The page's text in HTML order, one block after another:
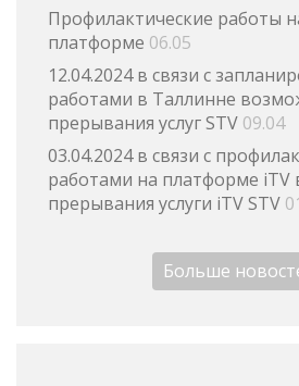
Профилактические работы
платформе 06.05
12.04.2024 в связи с
работами в Таллинне
прерывания услуг STV 09.04
03.04.2024 в связи с
работами на платформе
прерывания услуги iTV STV
Больше